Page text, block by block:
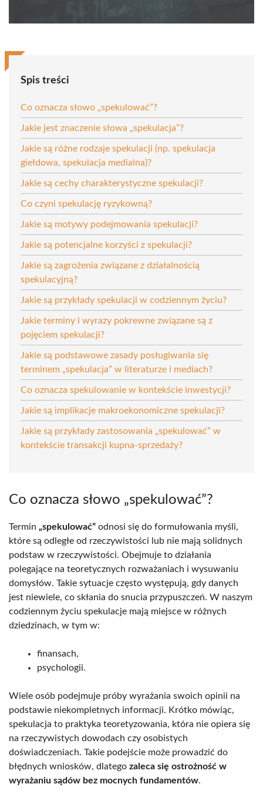
Spis treści
Co oznacza słowo „spekulować”?
Jakie jest znaczenie słowa „spekulacja”?
Jakie są różne rodzaje spekulacji (np. spekulacja
giełdowa, spekulacja medialna)?
Jakie są cechy charakterystyczne spekulacji?
Co czyni spekulację ryzykowną?
Jakie są motywy podejmowania spekulacji?
Jakie są potencjalne korzyści z spekulacji?
Jakie są zagrożenia związane z działalnością
spekulacyjną?
Jakie są przykłady spekulacji w codziennym życiu?
Jakie terminy i wyrazy pokrewne związane są z
pojęciem spekulacji?
Jakie są podstawowe zasady posługiwania się
terminem „spekulacja” w literaturze i mediach?
Co oznacza spekulowanie w kontekście inwestycji?
Jakie są implikacje makroekonomiczne spekulacji?
Jakie są przykłady zastosowania „spekulować” w
kontekście transakcji kupna-sprzedaży?
Co oznacza słowo „spekulować”?
Termin „spekulować” odnosi się do formułowania myśli,
które są odległe od rzeczywistości lub nie mają solidnych
podstaw w rzeczywistości. Obejmuje to działania
polegające na teoretycznych rozważaniach i wysuwaniu
domysłów. Takie sytuacje często występują, gdy danych
jest niewiele, co skłania do snucia przypuszczeń. W naszym
codziennym życiu spekulacje mają miejsce w różnych
dziedzinach, w tym w:
finansach,
psychologii.
Wiele osób podejmuje próby wyrażania swoich opinii na
podstawie niekompletnych informacji. Krótko mówiąc,
spekulacja to praktyka teoretyzowania, która nie opiera się
na rzeczywistych dowodach czy osobistych
doświadczeniach. Takie podejście może prowadzić do
błędnych wniosków, dlatego zaleca się ostrożność w
wyrażaniu sądów bez mocnych fundamentów.